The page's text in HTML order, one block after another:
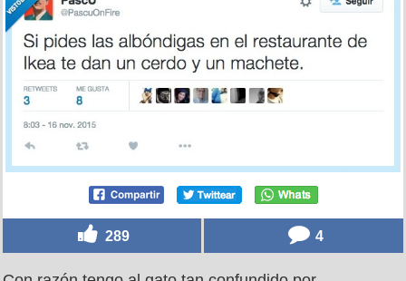
289 4